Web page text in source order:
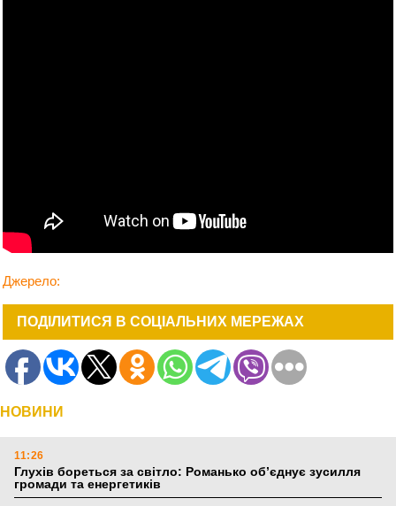
Джерело:
ПОДІЛИТИСЯ В СОЦІАЛЬНИХ МЕРЕЖАХ
НОВИНИ
11:26
Глухів бореться за світло: Романько об’єднує зусилля
громади та енергетиків